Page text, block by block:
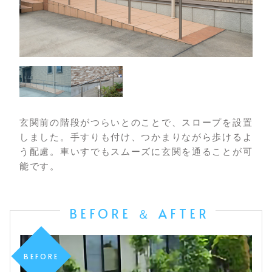
玄関前の階段がつらいとのことで、スロープを設置
しました。手すりも付け、つかまりながら歩けるよ
う配慮。車いすでもスムーズに玄関を通ることが可
能です。
BEFORE ＆ AFTER
BEFORE